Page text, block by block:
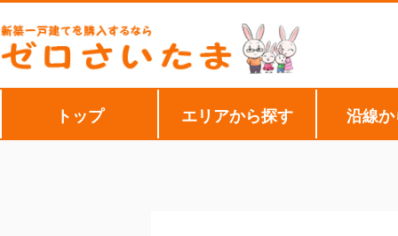
トップ エリアから探す 沿線